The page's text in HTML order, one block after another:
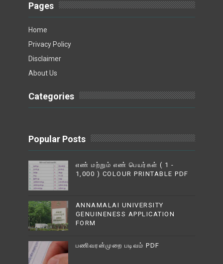
Pages
Home
Privacy Policy
Disclaimer
About Us
Categories
Popular Posts
எண் மற்றும் எண் பெயர்கள் ( 1 -
1,000 ) COLOUR PRINTABLE PDF
ANNAMALAI UNIVERSITY
GENUINENESS APPLICATION
FORM
பணிவரன்முறை படிவம் PDF